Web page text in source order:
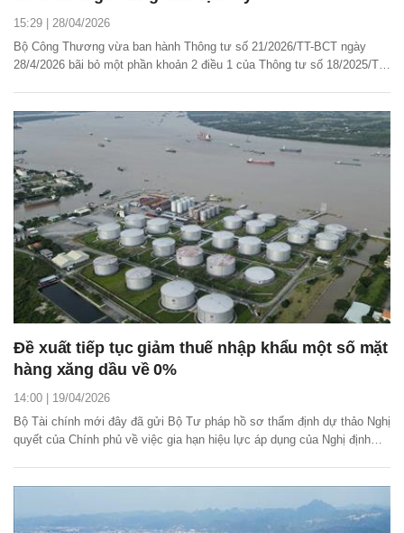
15:29 | 28/04/2026
Bộ Công Thương vừa ban hành Thông tư số 21/2026/TT-BCT ngày
28/4/2026 bãi bỏ một phần khoản 2 điều 1 của Thông tư số 18/2025/TT-
xăng dầu.
Đề xuất tiếp tục giảm thuế nhập khẩu một số mặt
hàng xăng dầu về 0%
14:00 | 19/04/2026
Bộ Tài chính mới đây đã gửi Bộ Tư pháp hồ sơ thẩm định dự thảo Nghị
quyết của Chính phủ về việc gia hạn hiệu lực áp dụng của Nghị định